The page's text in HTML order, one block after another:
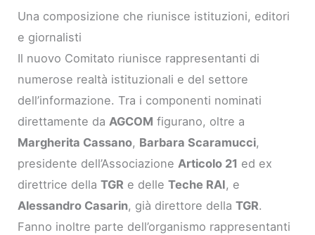
Una composizione che riunisce istituzioni, editori
e giornalisti
Il nuovo Comitato riunisce rappresentanti di
numerose realtà istituzionali e del settore
dell’informazione. Tra i componenti nominati
direttamente daAGCOM figurano, oltre a
Margherita Cassano, Barbara Scaramucci,
presidente dell’AssociazioneArticolo 21 ed ex
direttrice dellaTGR e delleTeche RAI, e
Alessandro Casarin, già direttore dellaTGR.
Fanno inoltre parte dell’organismo rappresentanti